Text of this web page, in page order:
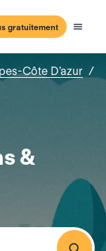
gratuitement
Côte D'azur /
&